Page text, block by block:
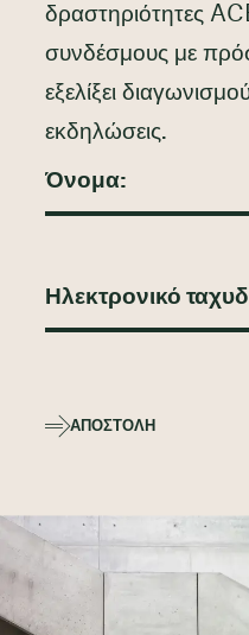
δραστηριότητες
συνδέσμους με
εξελίξει
εκδηλώσεις.
ΑΠΟΣΤΟΛΉ